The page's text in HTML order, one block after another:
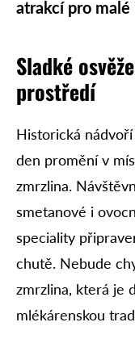
atrakcí pro
Sladké
prostředí
Historická
den promění v
zmrzlina.
smetanové i
speciality
chutě. Nebude
zmrzlina, která je
mlékárenskou